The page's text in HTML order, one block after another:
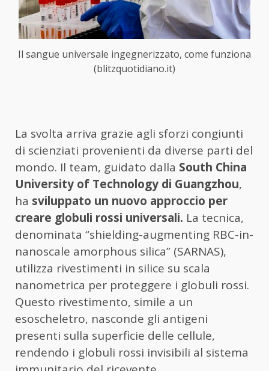
Il sangue universale ingegnerizzato, come funziona
(blitzquotidiano.it)
La svolta arriva grazie agli sforzi congiunti
di scienziati provenienti da diverse parti del
mondo. Il team, guidato dalla South China
University of Technology di Guangzhou,
ha sviluppato un nuovo approccio per
creare globuli rossi universali. La tecnica,
denominata “shielding-augmenting RBC-in-
nanoscale amorphous silica” (SARNAS),
utilizza rivestimenti in silice su scala
nanometrica per proteggere i globuli rossi.
Questo rivestimento, simile a un
esoscheletro, nasconde gli antigeni
presenti sulla superficie delle cellule,
rendendo i globuli rossi invisibili al sistema